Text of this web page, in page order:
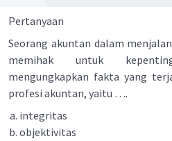
Pertanyaan
Seorang akuntan dalam
memihak untuk
mengungkapkan fakta yang
profesi akuntan, yaitu ….
integritas
objektivitas